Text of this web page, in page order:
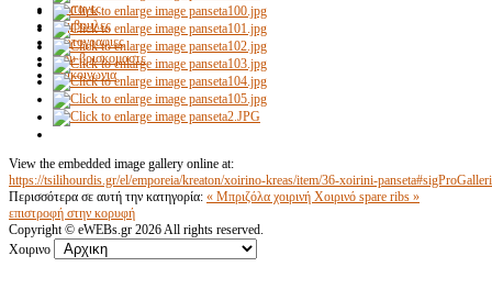
Συνταγες
Συμβουλες
Φωτογραφιες
Που βρισκομαστε
Επικοινωνια
View the embedded image gallery online at:
https://tsilihourdis.gr/el/emporeia/kreaton/xoirino-kreas/item/36-xoirini-
Περισσότερα σε αυτή την κατηγορία: « Μπριζόλα χοιρινή Χοιρινό spare ribs »
επιστροφή στην κορυφή
Copyright © eWEBs.gr 2026 All rights reserved.
Χοιρινο